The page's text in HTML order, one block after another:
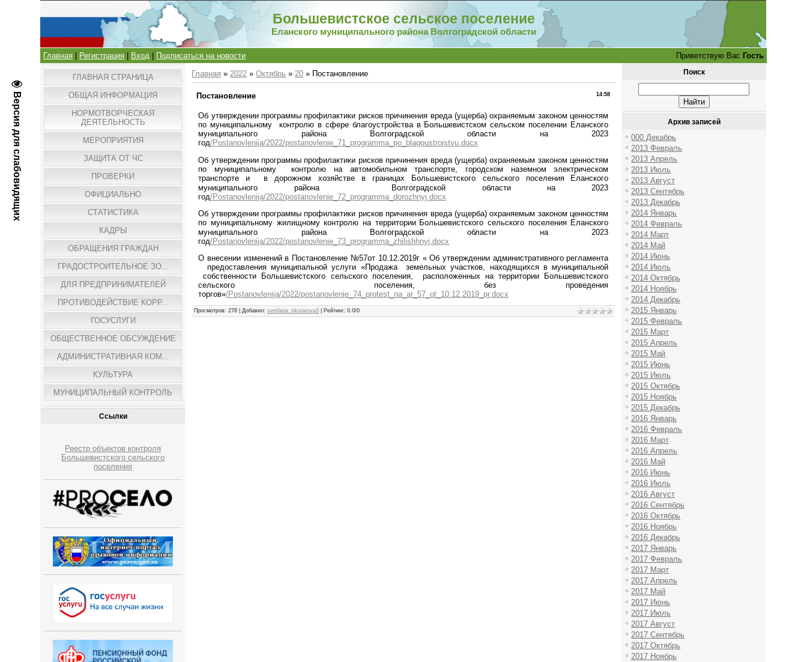
Версия для слабовидящих
Большевистское сельское поселение
Еланского муниципального района Волгоградской области
Главная Регистрация Вход Подписаться на новости Приветствую Вас Гость
ГЛАВНАЯ СТРАНИЦА
ОБЩАЯ ИНФОРМАЦИЯ
НОРМОТВОРЧЕСКАЯ
ДЕЯТЕЛЬНОСТЬ
МЕРОПРИЯТИЯ
ЗАЩИТА ОТ ЧС
ПРОВЕРКИ
ОФИЦИАЛЬНО
СТАТИСТИКА
КАДРЫ
ОБРАЩЕНИЯ ГРАЖДАН
ГРАДОСТРОИТЕЛЬНОЕ ЗО...
ДЛЯ ПРЕДПРИНИМАТЕЛЕЙ
ПРОТИВОДЕЙСТВИЕ КОРР...
ГОСУСЛУГИ
ОБЩЕСТВЕННОЕ ОБСУЖДЕНИЕ
АДМИНИСТРАТИВНАЯ КОМ...
КУЛЬТУРА
МУНИЦИПАЛЬНЫЙ КОНТРОЛЬ
Ссылки
Реестр объектов контроля
Большевистского сельского
поселения
Главная »2022 » Октябрь » 20 » Постановление
14:58
Постановление
Об утверждениипрограммы профилактики рисков причинения вреда (ущерба) охраняемым законом ценностям
по муниципальному контролю в сфере благоустройства в Большевистскомсельском поселении Еланского
муниципального района Волгоградской области на 2023
год/Postanovlenija/2022/postanovlenie_71_programma_po_blagoustrojstvu.docx
Об утверждениипрограммы профилактики рисков причинения вреда (ущерба) охраняемым законом ценностям
по муниципальному контролю на автомобильном транспорте
городском наземном электрическом
транспорте
и в дорожном хозяйстве в границах Большевистского сельского поселения
Еланского
муниципального района Волгоградской области на 2023
год/Postanovlenija/2022/postanovlenie_72_programma_dorozhnyj.docx
Об утверждениипрограммы профилактики рисков причинения вреда (ущерба) охраняемым законом ценностям
по муниципальному жилищному контролю на территории Большевистского сельского поселения Еланского
муниципального района Волгоградской области на 2023
год/Postanovlenija/2022/postanovlenie_73_programma_zhilishhnyj.docx
О внесении изменений в Постановление №57от 10.12.2019г « Об утверждении административного регламента
предоставления муниципальной услуги «Продажа земельных участков, находящихся в муниципальной
собственности
Большевистского сельского поселения, расположенных на территории
Большевистского
сельского поселения, без проведения
торгов»/Postanovlenija/2022/postanovlenie_74_protest_na_ar_57_ot_10.12.2019_pr.docx
Просмотров: 278 |Добавил:svetlana_skuratova3 Рейтинг:0.0/0
Поиск
Архив записей
000 Декабрь
2013 Февраль
2013 Апрель
2013 Июль
2013 Август
2013 Сентябрь
2013 Декабрь
2014 Январь
2014 Февраль
2014 Март
2014 Май
2014 Июнь
2014 Июль
2014 Октябрь
2014 Ноябрь
2014 Декабрь
2015 Январь
2015 Февраль
2015 Март
2015 Апрель
2015 Май
2015 Июнь
2015 Июль
2015 Октябрь
2015 Ноябрь
2015 Декабрь
2016 Январь
2016 Февраль
2016 Март
2016 Апрель
2016 Май
2016 Июнь
2016 Июль
2016 Август
2016 Сентябрь
2016 Октябрь
2016 Ноябрь
2016 Декабрь
2017 Январь
2017 Февраль
2017 Март
2017 Апрель
2017 Май
2017 Июнь
2017 Июль
2017 Август
2017 Сентябрь
2017 Октябрь
2017 Ноябрь